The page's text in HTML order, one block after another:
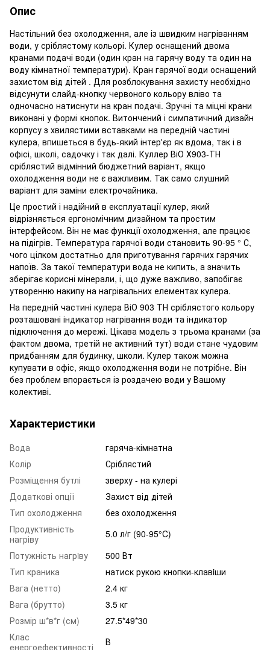
Опис
Настільний без охолодження, але із швидким нагріванням
води, у сріблястому кольорі. Кулер оснащений двома
кранами подачі води (один кран на гарячу воду та один на
воду кімнатної температури). Кран гарячої води оснащений
захистом від дітей . Для розблокування захисту необхідно
відсунути слайд-кнопку червоного кольору вліво та
одночасно натиснути на кран подачі. Зручні та міцні крани
виконані у формі кнопок. Витончений і симпатичний дизайн
корпусу з хвилястими вставками на передній частині
кулера, впишеться в будь-який інтер'єр як вдома, так і в
офісі, школі, садочку і так далі. Куллер ВіО Х903-ТН
сріблястий відмінний бюджетний варіант, якщо
охолодження води не є важливим. Так само слушний
варіант для заміни електрочайника.
Це простий і надійний в експлуатації кулер, який
відрізняється ергономічним дизайном та простим
інтерфейсом. Він не має функції охолодження, але працює
на підігрів. Температура гарячої води становить 90-95 ° С,
чого цілком достатньо для приготування гарячих гарячих
напоїв. За такої температури вода не кипить, а значить
зберігає корисні мінерали, і, що дуже важливо, запобігає
утворенню накипу на нагрівальних елементах кулера.
На передній частині кулера ВіО 903 ТН сріблястого кольору
розташовані індикатор нагрівання води та індикатор
підключення до мережі. Цікава модель з трьома кранами (за
фактом двома, третій не активний тут) води стане чудовим
придбанням для будинку, школи. Кулер також можна
купувати в офіс, якщо охолодження води не потрібне. Він
без проблем впорається із роздачею води у Вашому
колективі.
Характеристики
Вода
гаряча-кімнатна
Колір
Сріблястий
Розміщення бутлі
зверху - на кулері
Додаткові опції
Захист від дітей
Тип охолодження
без охолодження
Продуктивність
нагріву
5.0 л/г (90-95°C)
Потужність нагрiву
500 Вт
Тип краника
натиск рукою кнопки-клавiши
Вага (нетто)
2.4 кг
Вага (брутто)
3.5 кг
Розмір ш*в*г (см)
27.5*49*30
Клас
енергоефективності
В